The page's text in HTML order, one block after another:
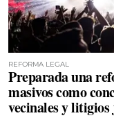
REFORMA LEGAL
Preparada una
masivos como
vecinales y